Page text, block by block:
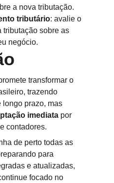
a nova tributação.
tributário: avalie o
tributação sobre as
negócio.
transformar o
trazendo
longo prazo, mas
imediata por
contadores.
de perto todas as
para
e atualizadas,
focado no